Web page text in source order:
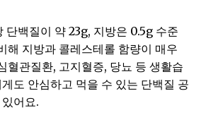
단백질이 약 23g, 지방은 0.5g 수준
해 지방과 콜레스테롤 함량이 매우
혈관질환, 고지혈증, 당뇨 등 생활습
도 안심하고 먹을 수 있는 단백질 공
어요.